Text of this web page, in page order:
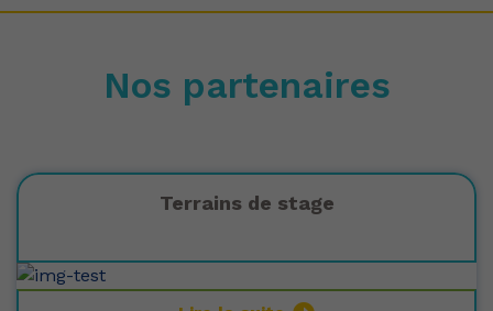
Nos partenaires
Nos partenaires
Terrains de stage